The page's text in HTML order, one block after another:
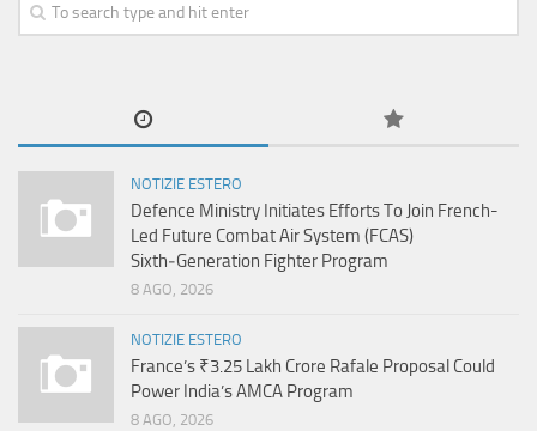
NOTIZIE ESTERO
Defence Ministry Initiates Efforts To Join French-
Led Future Combat Air System (FCAS)
Sixth‑Generation Fighter Program
8 AGO, 2026
NOTIZIE ESTERO
France’s ₹3.25 Lakh Crore Rafale Proposal Could
Power India’s AMCA Program
8 AGO, 2026